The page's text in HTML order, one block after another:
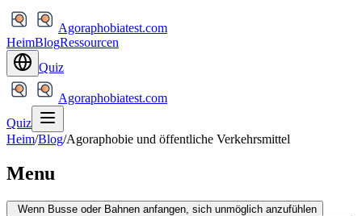
Agoraphobiatest.com
HeimBlogRessourcen
Quiz
Agoraphobiatest.com
Quiz
Heim/Blog/Agoraphobie und öffentliche Verkehrsmittel
Menu
Wenn Busse oder Bahnen anfangen, sich unmöglich anzufühlen